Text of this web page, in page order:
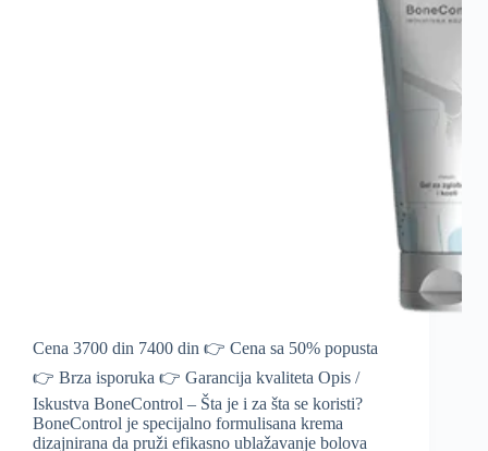
Cena 3700 din 7400 din 👉 Cena sa 50% popusta
👉 Brza isporuka 👉 Garancija kvaliteta Opis /
Iskustva BoneControl – Šta je i za šta se koristi?
BoneControl je specijalno formulisana krema
dizajnirana da pruži efikasno ublažavanje bolova